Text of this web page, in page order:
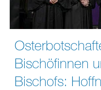
Bischöfinnen
Bischofs: